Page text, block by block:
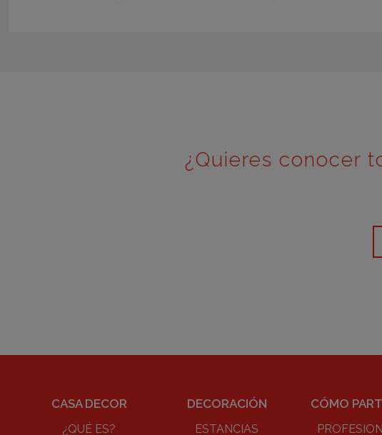
¿Quieres conocer
CASA DECOR
¿QUÉ ES?
DECORACIÓN
ESTANCIAS
CÓMO